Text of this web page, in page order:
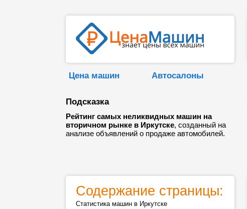
Цена машин Автосалоны
Подсказка
Рейтинг самых неликвидных машин на
вторичном рынке в Иркутске, созданный на
анализе объявлений о продаже автомобилей.
Содержание страницы:
Статистика машин в Иркутске